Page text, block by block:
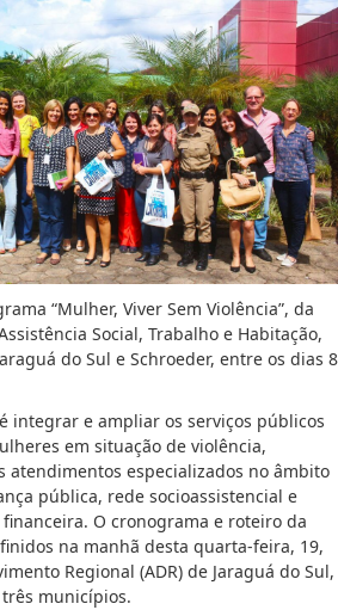
“Mulher, Viver Sem Violência”, da
Social, Trabalho e Habitação,
do Sul e Schroeder, entre os dias 8
integrar e ampliar os serviços públicos
em situação de violência,
atendimentos especializados no âmbito
pública, rede socioassistencial e
O cronograma e roteiro da
na manhã desta quarta-feira, 19,
Regional (ADR) de Jaraguá do Sul,
municípios.